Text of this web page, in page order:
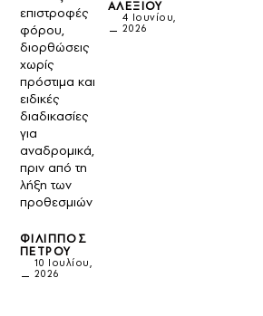
επιστροφές
φόρου,
διορθώσεις
χωρίς
πρόστιμα και
ειδικές
διαδικασίες
για
αναδρομικά,
πριν από τη
λήξη των
προθεσμιών
ΦΊΛΙΠΠΟΣ
ΠΈΤΡΟΥ
10 Ιουλίου,
2026
ΑΛΕΞΊΟΥ
4 Ιουνίου,
2026